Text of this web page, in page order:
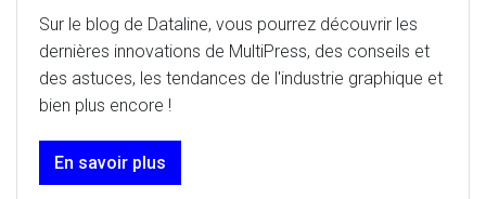
Sur le blog de Dataline, vous pourrez découvrir les
dernières innovations de MultiPress, des conseils et
des astuces, les tendances de l'industrie graphique et
bien plus encore !
En savoir plus